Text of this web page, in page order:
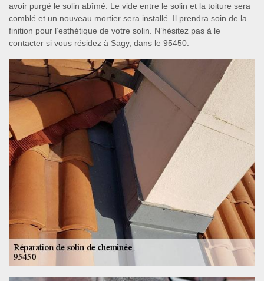
avoir purgé le solin abîmé. Le vide entre le solin et la toiture sera
comblé et un nouveau mortier sera installé. Il prendra soin de la
finition pour l’esthétique de votre solin. N’hésitez pas à le
contacter si vous résidez à Sagy, dans le 95450.